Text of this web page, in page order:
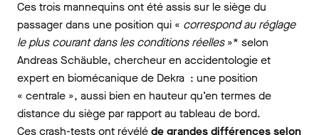
Ces trois mannequins ont été assis sur le siège du
passager dans une position qui « correspond au réglage
le plus courant dans les conditions réelles»* selon
Andreas Schäuble, chercheur en accidentologie et
expert en biomécanique de Dekra : une position
« centrale », aussi bien en hauteur qu’en termes de
distance du siège par rapport au tableau de bord.
Ces crash-tests ont révéléde grandes différences selon